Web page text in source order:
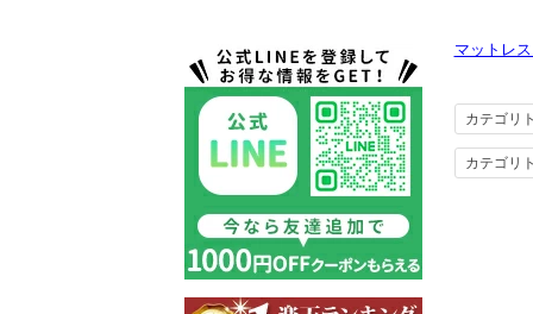
マットレ
カテゴリ
カテゴリ